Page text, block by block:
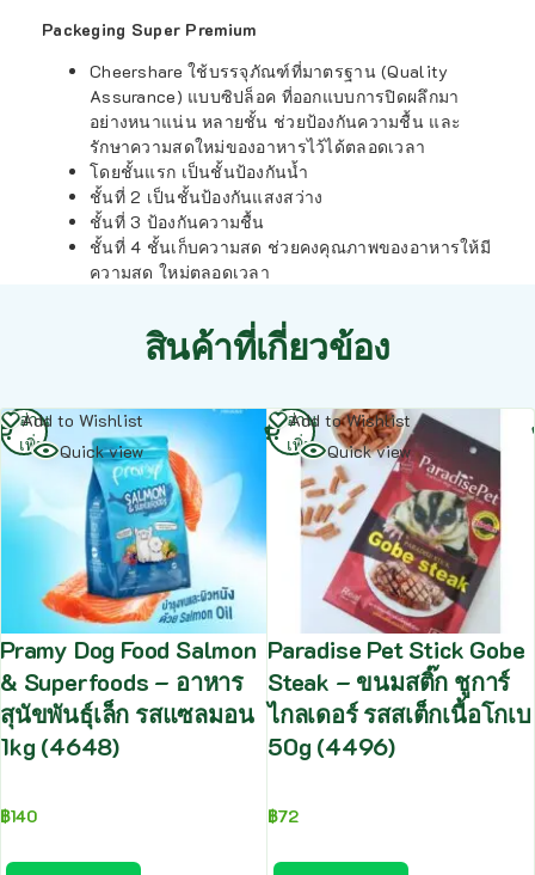
Packeging Super Premium
Cheershare ใช้บรรจุภัณฑ์ที่มาตรฐาน (Quality
Assurance) แบบซิปล็อค ที่ออกแบบการปิดผลึกมา
อย่างหนาแน่น หลายชั้น ช่วยป้องกันความชื้น และ
รักษาความสดใหม่ของอาหารไว้ได้ตลอดเวลา
โดยชั้นแรก เป็นชั้นป้องกันน้ำ
ชั้นที่ 2 เป็นชั้นป้องกันแสงสว่าง
ชั้นที่ 3 ป้องกันความชื้น
ชั้นที่ 4 ชั้นเก็บความสด ช่วยคงคุณภาพของอาหารให้มี
ความสด ใหม่ตลอดเวลา
สินค้าที่เกี่ยวข้อง
Add to Wishlist
Quick view
Pramy Dog Food Salmon
& Superfoods – อาหาร
สุนัขพันธุ์เล็ก รสแซลมอน
1kg (4648)
฿140
อ่าน
เพิ่ม
Add to Wishlist
Quick view
Paradise Pet Stick Gobe
Steak – ขนมสติ๊ก ชูการ์
ไกลเดอร์ รสสเต็กเนื้อโกเบ
50g (4496)
฿72
อ่าน
เพิ่ม